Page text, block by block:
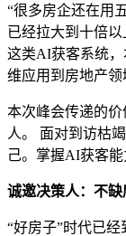
“很多房企还在用
已经拉大到十倍
这类AI获客系统
维应用到房地产
本次峰会传递的
人。 面对到访枯
己。掌握AI获客能
诚邀决策人：不
“好房子”时代已经